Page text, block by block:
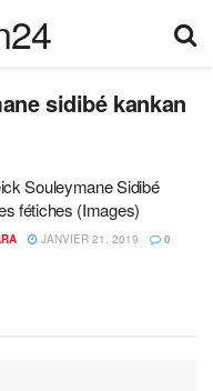
sidibé kankan
Souleymane Sidibé
fétiches (Images)
JANVIER 21, 2019 0